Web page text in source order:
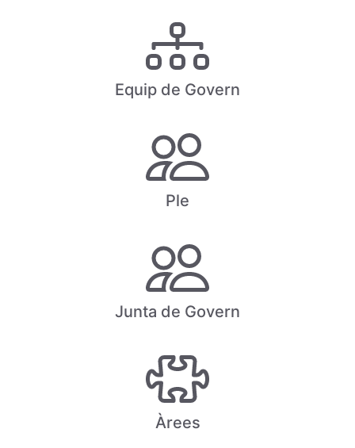
Equip de Govern
Ple
Junta de Govern
Àrees